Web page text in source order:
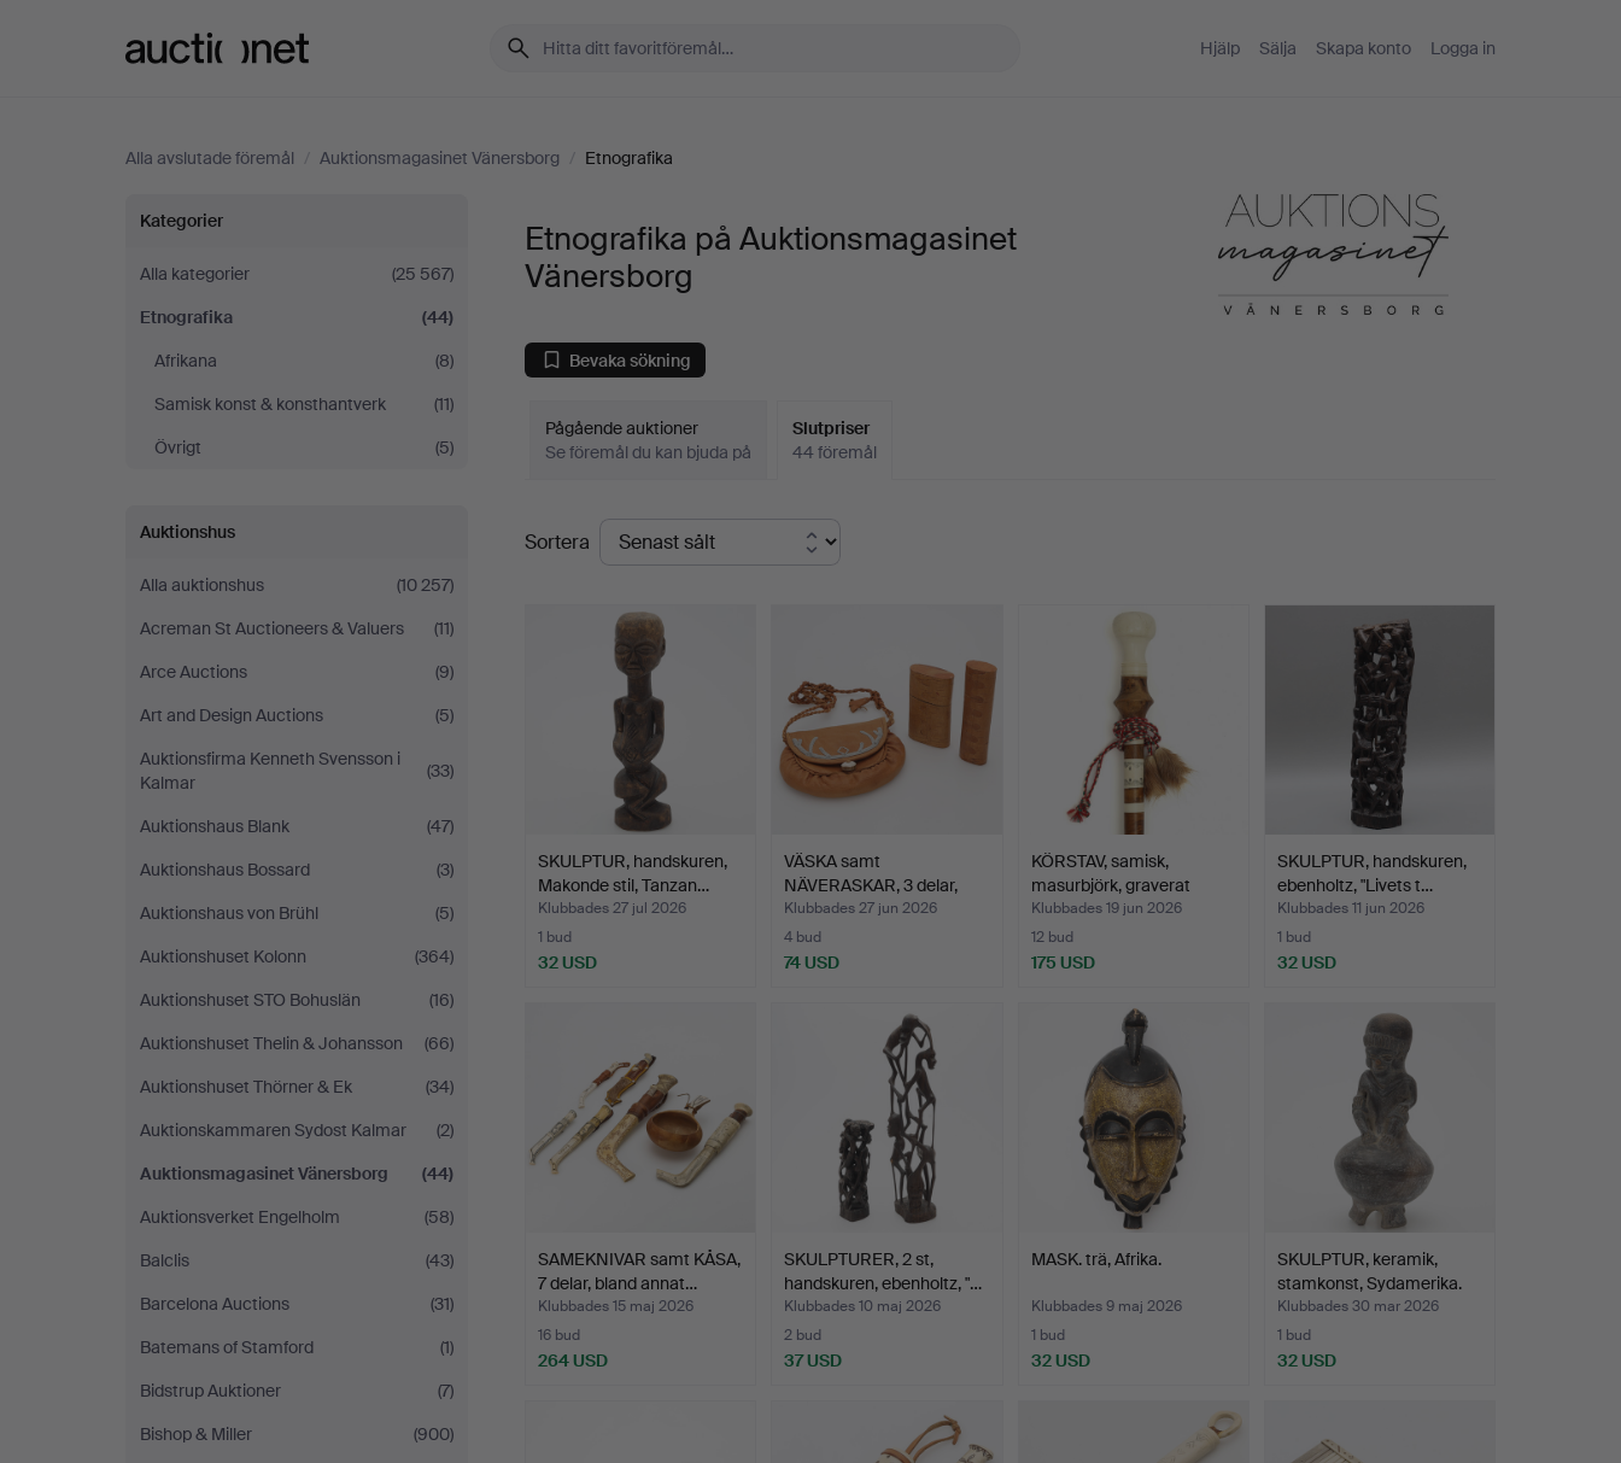
Hjälp Sälja Skapa konto Logga in
Alla avslutade föremål / Auktionsmagasinet Vänersborg / Etnografika
Etnografika
på
Auktionsmagasinet
Vänersborg
Kategorier
Alla kategorier
(25 567)
Etnografika
(44)
Afrikana
(8)
Samisk konst & konsthantverk
(11)
Övrigt
(5)
Auktionshus
Alla auktionshus
(10 257)
Acreman St Auctioneers & Valuers
(11)
Arce Auctions
(9)
Art and Design Auctions
(5)
Auktionsfirma Kenneth Svensson i
Kalmar
(33)
Auktionshaus Blank
(47)
Auktionshaus Bossard
(3)
Auktionshaus von Brühl
(5)
Auktionshuset Kolonn
(364)
Auktionshuset STO Bohuslän
(16)
Auktionshuset Thelin & Johansson
(66)
Auktionshuset Thörner & Ek
(34)
Auktionskammaren Sydost Kalmar
(2)
Auktionsmagasinet Vänersborg
(44)
Auktionsverket Engelholm
(58)
Balclis
(43)
Barcelona Auctions
(31)
Batemans of Stamford
(1)
Bidstrup Auktioner
(7)
Bishop & Miller
(900)
Etnografika på Auktionsmagasinet
Vänersborg
Bevaka sökning
Pågående auktioner
Se föremål du kan bjuda på
Slutpriser
44 föremål
Slutpriser
Sortera
SKULPTUR, handskuren,
Makonde stil, Tanzan…
Klubbades 27 jul 2026
1 bud
32 USD
VÄSKA samt
NÄVERASKAR, 3 delar,
skinn, sam…
Klubbades 27 jun 2026
4 bud
74 USD
KÖRSTAV, samisk,
masurbjörk, graverat
renh…
Klubbades 19 jun 2026
12 bud
175 USD
SKULPTUR, handskuren,
ebenholtz, "Livets t…
Klubbades 11 jun 2026
1 bud
32 USD
SAMEKNIVAR samt KÅSA,
7 delar, bland annat…
Klubbades 15 maj 2026
16 bud
264 USD
SKULPTURER, 2 st,
handskuren, ebenholtz, "…
Klubbades 10 maj 2026
2 bud
37 USD
MASK. trä, Afrika.
Klubbades 9 maj 2026
1 bud
32 USD
SKULPTUR, keramik,
stamkonst, Sydamerika.
Klubbades 30 mar 2026
1 bud
32 USD